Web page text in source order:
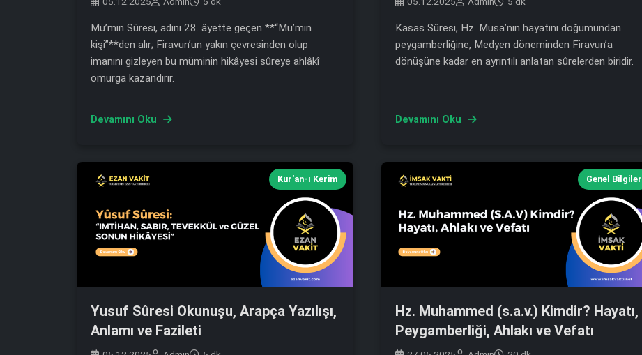
Mü’min Sûresi, adını 28. âyette geçen **“Mü’min
kişi”**den alır; Firavun’un yakın çevresinden olup
imanını gizleyen bu müminin hikâyesi sûreye ahlâkî
omurga kazandırır.
Devamını Oku
Kasas Sûresi, Hz. Musa’nın hayatını doğumundan
peygamberliğine, Medyen döneminden Firavun’a
dönüşüne kadar en ayrıntılı anlatan sûrelerden biridir.
Devamını Oku
Kur'an-ı Kerim
Yusuf Sûresi Okunuşu, Arapça Yazılışı,
Anlamı ve Fazileti
Genel Bilgiler
Hz. Muhammed (s.a.v.) Kimdir? Hayatı,
Peygamberliği, Ahlakı ve Vefatı